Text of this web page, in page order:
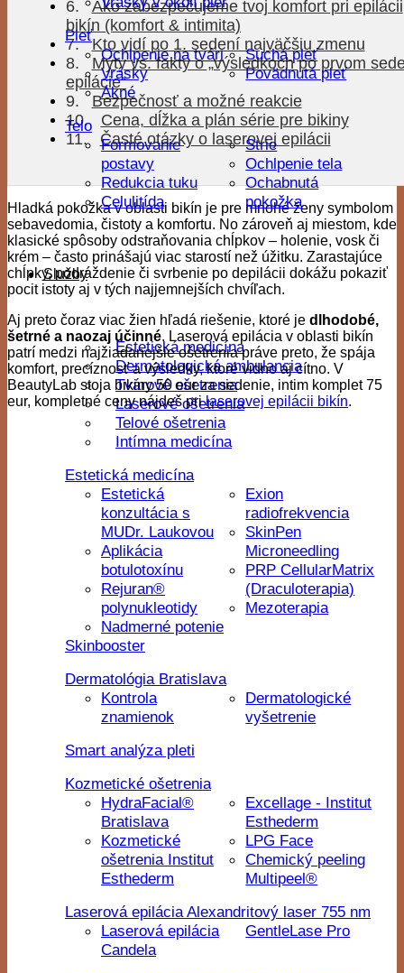
Pleť
Ochlpenie na tvári
Vrásky
Akné
Suchá pleť
Povädnutá pleť
Telo
Formovanie
postavy
Redukcia tuku
Celulitída
Strie
Ochlpenie tela
Ochabnutá
pokožka
Služby
Estetická medicína
Dermatologická ambulancia
Tvárové ošetrenia
Laserové ošetrenia
Telové ošetrenia
Intímna medicína
Estetická medicína
Estetická
konzultácia s
MUDr. Laukovou
Aplikácia
botulotoxínu
Rejuran®
polynukleotidy
Nadmerné potenie
Exion
radiofrekvencia
SkinPen
Microneedling
PRP CellularMatrix
(Draculoterapia)
Mezoterapia
Skinbooster
Dermatológia Bratislava
Kontrola
znamienok
Dermatologické
vyšetrenie
Smart analýza pleti
Kozmetické ošetrenia
HydraFacial®
Bratislava
Kozmetické
ošetrenia Institut
Esthederm
Excellage - Institut
Esthederm
LPG Face
Chemický peeling
Multipeel®
Laserová epilácia Alexandritový laser 755 nm
Laserová epilácia
Candela
GentleLase Pro
Ako zabezpečujeme tvoj komfort pri epilácii
bikín (komfort & intimita)
Kto vidí po 1. sedení najväčšiu zmenu
Mýty vs. fakty o „výsledkoch po prvom
epilácie“
Bezpečnosť a možné reakcie
Cena, dĺžka a plán série pre bikiny
Časté otázky o laserovej epilácii
Hladká pokožka v oblasti bikín je pre mnohé ženy symbolom
sebavedomia, čistoty a komfortu. No zároveň aj miestom, kde
klasické spôsoby odstraňovania chĺpkov – holenie, vosk či
krém – často prinášajú viac starostí než úžitku. Zarastajúce
chĺpky, podráždenie či svrbenie po depilácii dokážu pokaziť
pocit istoty aj v tých najjemnejších chvíľach.
Aj preto čoraz viac žien hľadá riešenie, ktoré je dlhodobé,
šetrné a naozaj účinné. Laserová epilácia v oblasti bikín
patrí medzi najžiadanejšie ošetrenia práve preto, že spája
komfort, precíznosť a výsledky, ktoré vidno aj cítno. V
BeautyLab stoja bikiny 50 eur za sedenie, intim komplet 75
eur, kompletné ceny nájdeš prilaserovej epilácii bikín.